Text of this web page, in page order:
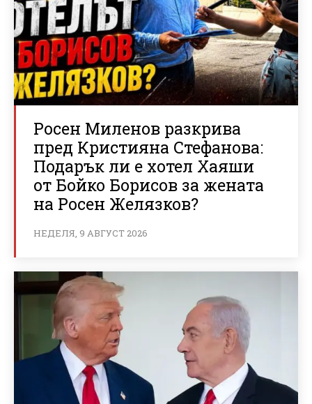
Росен Миленов разкрива
пред Кристияна Стефанова:
Подарък ли е хотел Хаяши
от Бойко Борисов за жената
на Росен Желязков?
НЕДЕЛЯ, 9 АВГУСТ 2026